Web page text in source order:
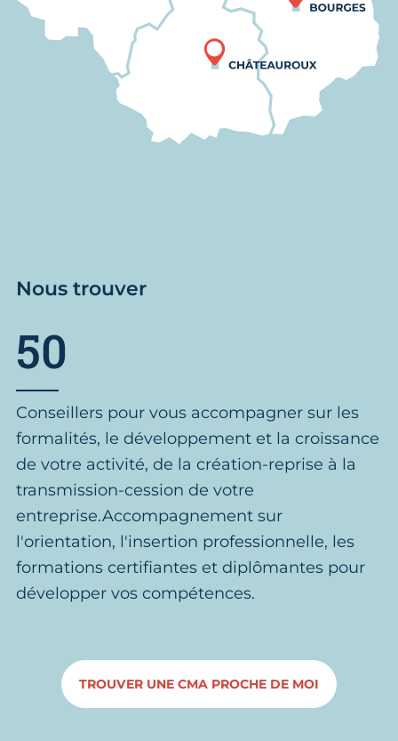
Nous trouver
50
Conseillers pour vous accompagner sur les
formalités, le développement et la croissance
de votre activité, de la création-reprise à la
transmission-cession de votre
entreprise.Accompagnement sur
l'orientation, l'insertion professionnelle, les
formations certifiantes et diplômantes pour
développer vos compétences.
TROUVER UNE CMA PROCHE DE MOI